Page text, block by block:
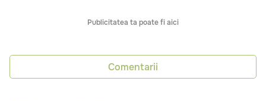
Publicitatea ta poate fi aici
Comentarii